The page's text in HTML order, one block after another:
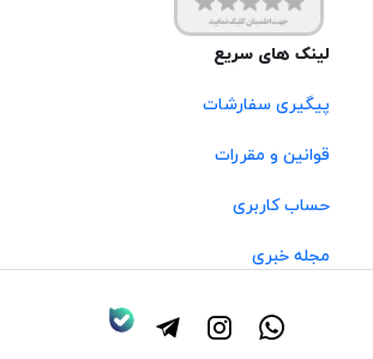
لینک های سریع
پیگیری سفارشات
قوانین و مقررات
حساب کاربری
مجله خبری